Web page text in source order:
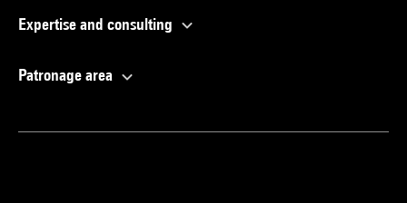
Expertise and consulting
Patronage area